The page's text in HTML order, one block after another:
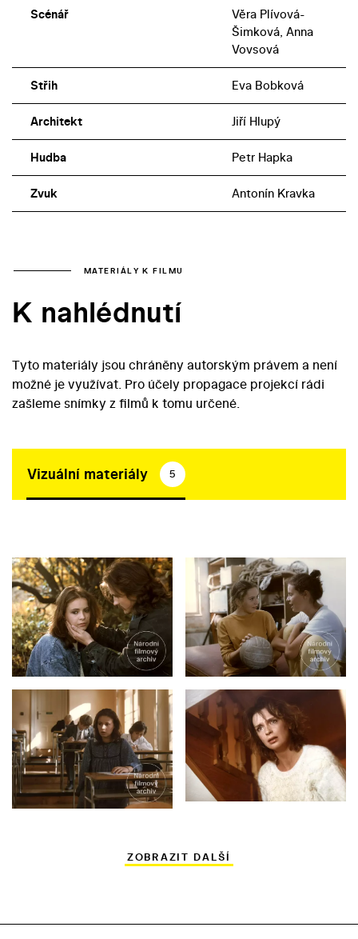
Scénář
Věra Plívová-
Šimková, Anna
Vovsová
Střih Eva Bobková
Architekt Jiří Hlupý
Hudba Petr Hapka
Zvuk Antonín Kravka
MATERIÁLY K FILMU
K nahlédnutí
Tyto materiály jsou chráněny autorským právem a není
možné je využívat. Pro účely propagace projekcí rádi
zašleme snímky z filmů k tomu určené.
Vizuální materiály 5
ZOBRAZIT DALŠÍ